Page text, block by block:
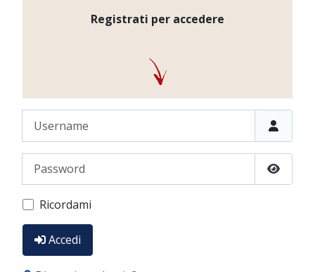
Registrati per accedere
Username
Password
Show
Ricordami
Accedi